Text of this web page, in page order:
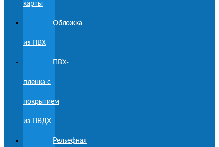
карты
Обложка
из ПВХ
ПВХ-
пленка с
покрытием
из ПВДХ
Рельефная